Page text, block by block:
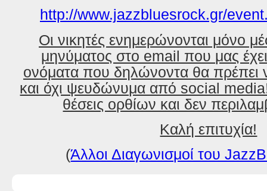
http://www.jazzbluesrock.gr/
Οι νικητές ενημερώνονται μόνο
μηνύματος στο email που μας
ονόματα που δηλώνοντα θα πρέπει
και όχι ψευδώνυμα από social
θέσεις ορθίων και δεν
Καλή επιτυχία!
(Άλλοι Διαγωνισμοί του